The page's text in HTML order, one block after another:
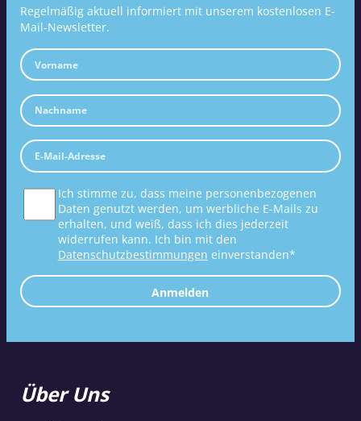
Regelmäßig aktuell informiert mit unserem kostenlosen E-
Mail-Newsletter.
Ich stimme zu, dass meine personenbezogenen
Daten genutzt werden, um werbliche E-Mails zu
erhalten, und weiß, dass ich dies jederzeit
widerrufen kann. Ich bin mit den
Datenschutzbestimmungen einverstanden*
Anmelden
Über Uns